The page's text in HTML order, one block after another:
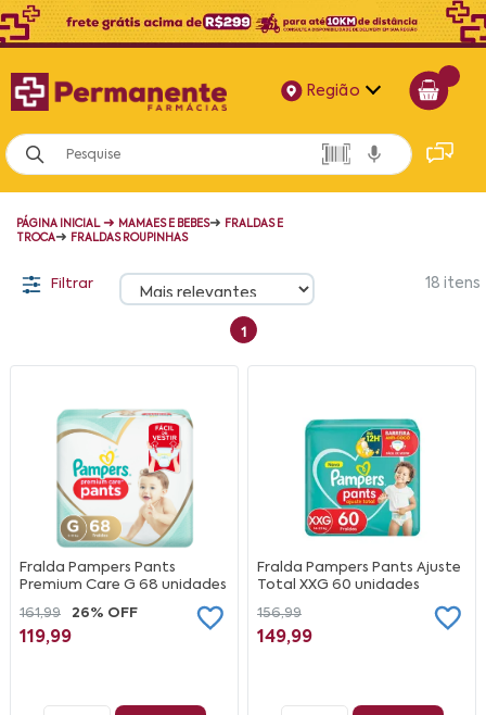
Região
Alagoas
Bahia
Pernambuco
PÁGINA INICIAL ➜ MAMAES E BEBES➜ FRALDAS E
TROCA➜ FRALDAS ROUPINHAS
Filtrar 18 itens
1
Fralda Pampers Pants
Premium Care G 68 unidades
161,99
26% OFF
119,99
Fralda Pampers Pants Ajuste
Total XXG 60 unidades
156,99
149,99